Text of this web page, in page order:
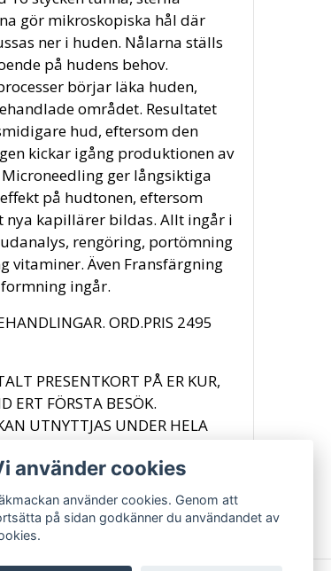
gör mikroskopiska hål där
ner i huden. Nålarna ställs
på hudens behov.
börjar läka huden,
området. Resultatet
hud, eftersom den
kickar igång produktionen av
ger långsiktiga
på hudtonen, eftersom
nya kapillärer bildas. Allt ingår i
rengöring, portömning
vitaminer. Även Fransfärgning
ingår.
ORD.PRIS 2495
PRESENTKORT PÅ ER KUR,
ERT FÖRSTA BESÖK.
UTNYTTJAS UNDER HELA
använder cookies
använder cookies. Genom att
på sidan godkänner du användandet av